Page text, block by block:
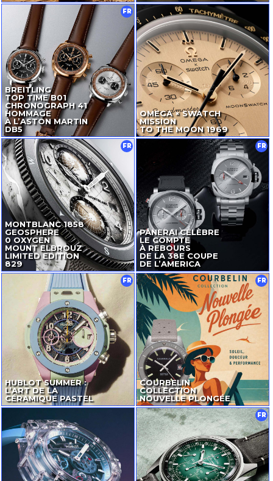
BREITLING
TOP TIME B01
CHRONOGRAPH 41
HOMMAGE
À L’ASTON MARTIN
DB5
FR
OMEGA × SWATCH
MISSION
TO THE MOON 1969
MONTBLANC 1858
GEOSPHERE
0 OXYGEN
MOUNT ELBROUZ
LIMITED EDITION
829
FR
PANERAI CÉLÈBRE
LE COMPTE
À REBOURS
DE LA 38E COUPE
DE L’AMERICA
FR
HUBLOT SUMMER :
L’ART DE LA
CÉRAMIQUE PASTEL
FR
COURBELIN
COLLECTION
NOUVELLE PLONGÉE
FR
FR